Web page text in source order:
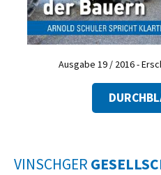
Ausgabe 19 / 2016 -
VINSCHGER